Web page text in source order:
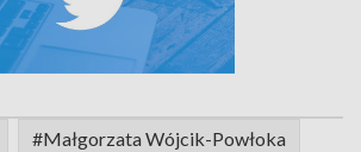
#Małgorzata Wójcik-Powłoka